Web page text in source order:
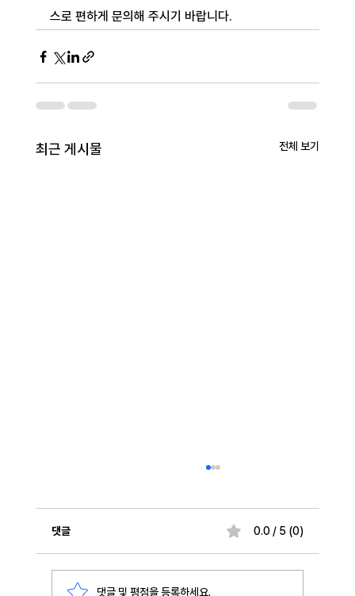
스로 편하게 문의해 주시기 바랍니다.
최근 게시물 전체 보기
댓글 0.0 / 5 (0)
댓글 및 평점을 등록하세요.